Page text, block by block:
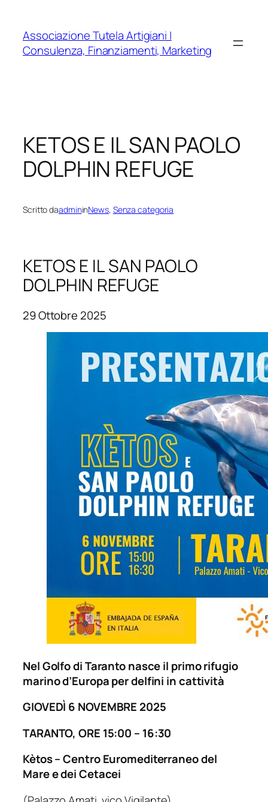
contenuto
Associazione Tutela Artigiani |
Consulenza, Finanziamenti, Marketing
KETOS E IL SAN PAOLO
DOLPHIN REFUGE
Scritto daadmininNews, Senza categoria
KETOS E IL SAN PAOLO
DOLPHIN REFUGE
29 Ottobre 2025
Nel Golfo di Taranto nasce il primo rifugio
marino d’Europa per delfini in cattività
GIOVEDÌ 6 NOVEMBRE 2025
TARANTO, ORE 15:00 – 16:30
Kètos – Centro Euromediterraneo del
Mare e dei Cetacei